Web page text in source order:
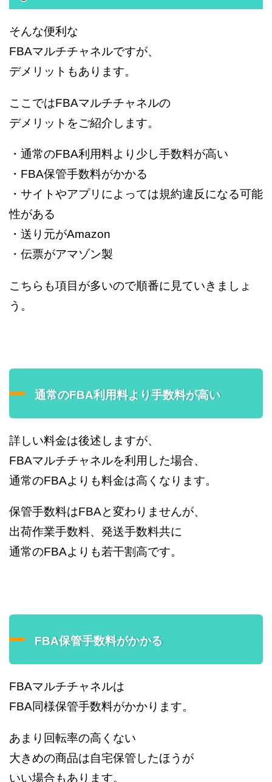
そんな便利な
FBAマルチチャネルですが、
デメリットもあります。
ここではFBAマルチチャネルの
デメリットをご紹介します。
・通常のFBA利用料より少し手数料が高い
・FBA保管手数料がかかる
・サイトやアプリによっては規約違反になる可能
性がある
・送り元がAmazon
・伝票がアマゾン製
こちらも項目が多いので順番に見ていきましょ
う。
通常のFBA利用料より手数料が高い
詳しい料金は後述しますが、
FBAマルチチャネルを利用した場合、
通常のFBAよりも料金は高くなります。
保管手数料はFBAと変わりませんが、
出荷作業手数料、発送手数料共に
通常のFBAよりも若干割高です。
FBA保管手数料がかかる
FBAマルチチャネルは
FBA同様保管手数料がかかります。
あまり回転率の高くない
大きめの商品は自宅保管したほうが
いい場合もあります。